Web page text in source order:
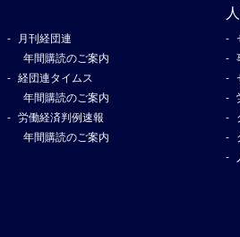
月刊経団連
年間購読のご案内
経団連タイムス
年間購読のご案内
労働経済判例速報
年間購読のご案内